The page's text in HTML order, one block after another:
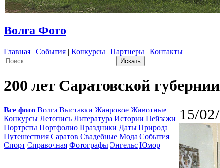
Волга Фото
Главная | События | Конкурсы | Партнеры | Контакты
200 лет Саратовской губернии
Все фото Волга Выставки Жанровое Животные
Конкурсы Летопись Литература Истории Пейзажи
Портреты Портфолио Праздники Даты Природа
Путешествия Саратов Свадебные Мода События
Спорт Справочная Фотографы Энгельс Юмор
15/